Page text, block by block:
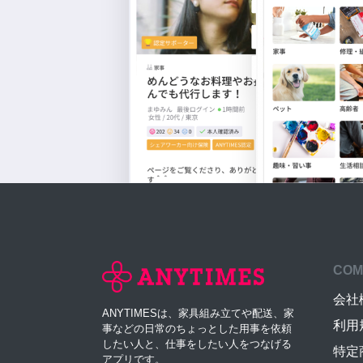
ANYTIMESは、家具組み立てや配送、家
事などの日常のちょっとした用事を依頼
したい人と、仕事をしたい人をつなげる
アプリです。
会社
利用
特定